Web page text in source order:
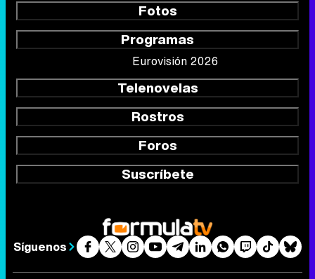
Fotos
Programas
Eurovisión 2026
Telenovelas
Rostros
Foros
Suscríbete
Síguenos